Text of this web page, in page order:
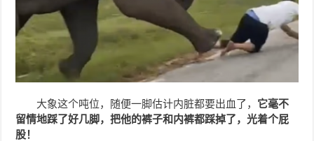
大象这个吨位，随便一脚估计内脏都要出血了， 它毫不
留情地踩了好几脚，把他的裤子和内裤都踩掉了，光着个屁
股！